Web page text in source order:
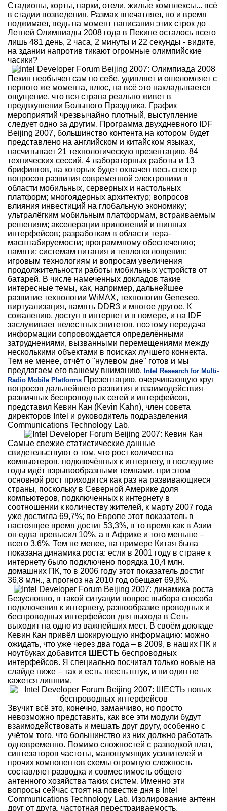
Стадионы, корты, парки, отели, жилые комплексы... всё
в стадии возведения. Размах впечатляет, но и время
поджимает, ведь на момент написания этих строк до
Летней Олимпиады 2008 года в Пекине осталось всего
лишь 481 день, 2 часа, 2 минуты и 22 секунды - видите,
на здании напротив тикают огромные олимпийские
часики?
Пекин необычен сам по себе, удивляет и ошеломляет с
первого же момента, плюс, на всё это накладывается
ощущение, что вся страна реально живет в
предвкушении Большого Праздника. График
мероприятий чрезвычайно плотный, выступление
следует одно за другим. Программа двухдневного IDF
Beijing 2007, большинство контента на котором будет
представлено на английском и китайском языках,
насчитывает 21 технологическую презентацию, 84
технических сессий, 4 лабораторных работы и 13
брифингов, на которых будет охвачен весь спектр
вопросов развития современной электроники в
области мобильных, серверных и настольных
платформ; многоядерных архитектур; вопросов
влияния инвестиций на глобальную экономику;
ультралёгким мобильным платформам, встраиваемым
решениям; акселерации приложений и шинных
интерфейсов; разработкам в области тера-
масштабируемости; программному обеспечению;
памяти; системам питания и теплопоглощения;
игровым технологиям и вопросам увеличения
продолжительности работы мобильных устройств от
батарей. В числе намеченных докладов такие
интересные темы, как, например, дальнейшее
развитие технологии WiMAX, технология Geneseo,
виртуализация, память DDR3 и многое другое. К
сожалению, доступ в интернет и в номере, и на IDF
заслуживает нелестных эпитетов, поэтому передача
информации сопровождается определёнными
затруднениями, вызванными перемещениями между
несколькими объектами в поисках лучшего коннекта.
Тем не менее, отчёт о "нулевом дне" готов и мы
предлагаем его вашему вниманию. Intel Research for Multi-
Radio Mobile Platforms Презентацию, очерчивающую круг
вопросов дальнейшего развития и взаимодействия
различных беспроводных сетей и интерфейсов,
представил Кевин Кан (Kevin Kahn), член совета
директоров Intel и руководитель подразделения
Communications Technology Lab.
Самые свежие статистические данные
свидетельствуют о том, что рост количества
компьютеров, подключённых к интернету, в последние
годы идёт взрывообразными темпами, при этом
основной рост приходится как раз на развивающиеся
страны, поскольку в Северной Америке доля
компьютеров, подключенных к интернету в
соотношении к количеству жителей, к марту 2007 года
уже достигла 69,7%; по Европе этот показатель в
настоящее время достиг 53,3%, в то время как в Азии
он едва превысил 10%, а в Африке и того меньше –
всего 3,6%. Тем не менее, на примере Китая была
показана динамика роста: если в 2001 году в стране к
интернету было подключено порядка 10,4 млн.
домашних ПК, то в 2006 году этот показатель достиг
36,8 млн., а прогноз на 2010 год обещает 69,8%.
Безусловно, в такой ситуации вопрос выбора способа
подключения к интернету, разнообразие проводных и
беспроводных интерфейсов для выхода в Сеть
выходит на одно из важнейших мест. В своём докладе
Кевин Кан привёл шокирующую информацию: можно
ожидать, что уже через два года – в 2009, в наших ПК и
ноутбуках добавится ШЕСТЬ беспроводных
интерфейсов. Я специально посчитал только новые на
слайде ниже – так и есть, шесть штук, и ни один не
кажется лишним.
Звучит всё это, конечно, заманчиво, но просто
невозможно представить, как все эти модули будут
взаимодействовать и мешать друг другу, особенно с
учётом того, что большинство из них должно работать
одновременно. Помимо сложностей с разводкой плат,
синтезаторов частоты, малошумящих усилителей и
прочих компонентов схемы огромную сложность
составляет разводка и совместимость общего
антенного хозяйства таких систем. Именно эти
вопросы сейчас стоят на повестке дня в Intel
Communications Technology Lab. Изолирование антенн
друг от друга, частотная перестраиваемость,